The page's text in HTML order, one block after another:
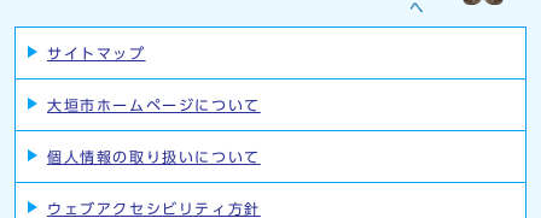
サイトマップ
大垣市ホームページについて
個人情報の取り扱いについて
ウェブアクセシビリティ方針